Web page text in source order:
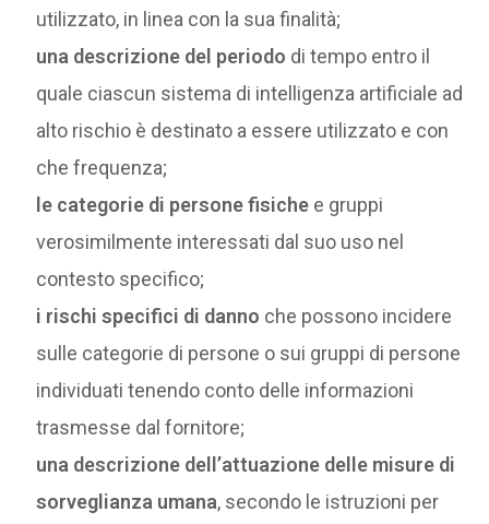
utilizzato, in linea con la sua finalità;
una descrizione del periodo di tempo entro il
quale ciascun sistema di intelligenza artificiale ad
alto rischio è destinato a essere utilizzato e con
che frequenza;
le categorie di persone fisiche e gruppi
verosimilmente interessati dal suo uso nel
contesto specifico;
i rischi specifici di danno che possono incidere
sulle categorie di persone o sui gruppi di persone
individuati tenendo conto delle informazioni
trasmesse dal fornitore;
una descrizione dell’attuazione delle misure di
sorveglianza umana, secondo le istruzioni per